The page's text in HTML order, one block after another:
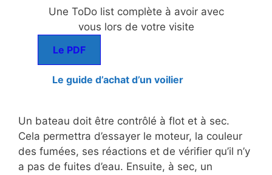
Une ToDo list complète à avoir avec
vous lors de votre visite
Le PDF
Le guide d’achat d’un voilier
Un bateau doit être contrôlé à flot et à sec.
Cela permettra d’essayer le moteur, la couleur
des fumées, ses réactions et de vérifier qu’il n’y
a pas de fuites d’eau. Ensuite, à sec, un